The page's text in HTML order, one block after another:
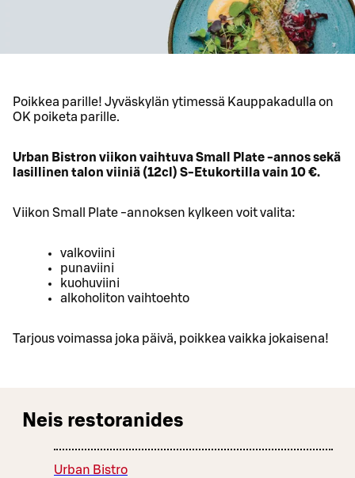
Poikkea parille! Jyväskylän ytimessä Kauppakadulla on
OK poiketa parille.
Urban Bistron viikon vaihtuva Small Plate -annos sekä
lasillinen talon viiniä (12cl) S-Etukortilla vain 10 €.
Viikon Small Plate -annoksen kylkeen voit valita:
valkoviini
punaviini
kuohuviini
alkoholiton vaihtoehto
Tarjous voimassa joka päivä, poikkea vaikka jokaisena!
Neis restoranides
Urban Bistro